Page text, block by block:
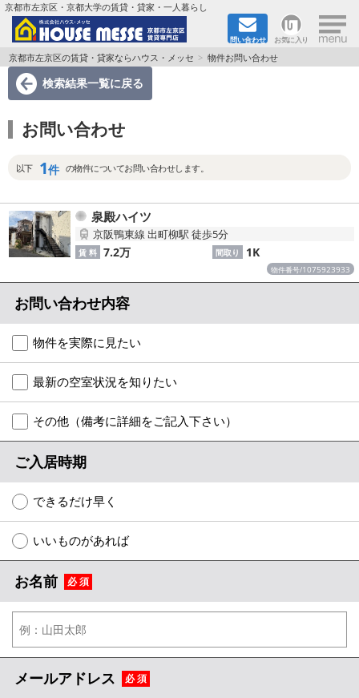
京都市左京区・京都大学の賃貸・貸家・一人暮らし
問い合わせ お気に入り ×
TOPページ
地図から検索
地域から検索
京都大学＆京都芸術大学生さんに
書類DL & 入居者さまへ
家族で住むならマンション？賃家？
一人暮らしの物件特集
ペット相談OKの賃貸！
特選物件
ハウスメーカー施工特集！
路線·駅から探す
IT重説について
スタッフ紹介
店舗情報·アクセス
会社概要
メールでお問い合わせ
京都市左京区の賃貸・貸家ならハウス・メッセ 物件お問い合わせ
検索結果一覧に戻る
お問い合わせ
以下 1件 の物件についてお問い合わせします。
物件番号/1075923933
泉殿ハイツ
京阪鴨東線 出町柳駅 徒歩5分
賃 料 7.2万 間取り 1K
お問い合わせ内容
物件を実際に見たい
最新の空室状況を知りたい
その他（備考に詳細をご記入下さい）
ご入居時期
できるだけ早く
いいものがあれば
お名前 必 須
メールアドレス 必 須